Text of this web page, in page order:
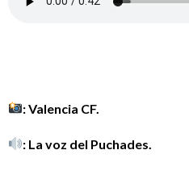
: Valencia CF.
: La voz del Puchades.